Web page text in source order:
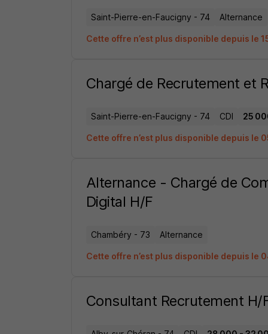
Saint-Pierre-en-Faucigny - 74 Alternance
Cette offre n’est plus disponible depuis le
Chargé de Recrutement et
Saint-Pierre-en-Faucigny - 74 CDI 25
Cette offre n’est plus disponible depuis le
Alternance - Chargé de
Digital H/F
Chambéry - 73 Alternance
Cette offre n’est plus disponible depuis le
Consultant Recrutement H/